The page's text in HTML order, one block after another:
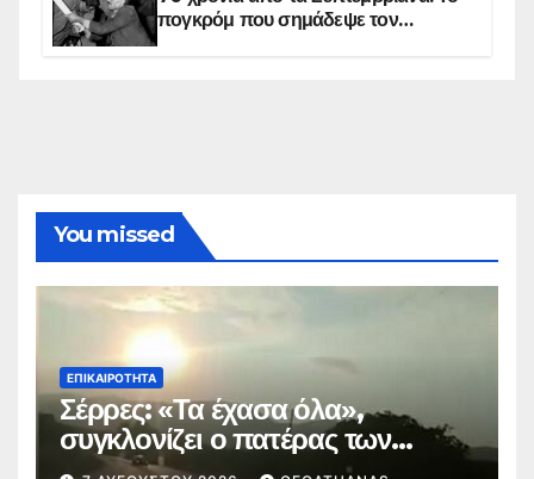
πογκρόμ που σημάδεψε τον
You missed
ΕΠΙΚΑΙΡΌΤΗΤΑ
Σέρρες: «Τα έχασα όλα»,
συγκλονίζει ο πατέρας των
θυμάτων